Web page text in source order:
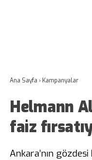
Ana Sayfa › Kampanyalar
Helmann
faiz
Ankara’nın